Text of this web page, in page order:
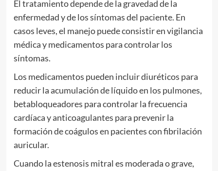
El tratamiento depende de la gravedad de la
enfermedad y de los síntomas del paciente. En
casos leves, el manejo puede consistir en vigilancia
médica y medicamentos para controlar los
síntomas.
Los medicamentos pueden incluir diuréticos para
reducir la acumulación de líquido en los pulmones,
betabloqueadores para controlar la frecuencia
cardíaca y anticoagulantes para prevenir la
formación de coágulos en pacientes con fibrilación
auricular.
Cuando la estenosis mitral es moderada o grave,